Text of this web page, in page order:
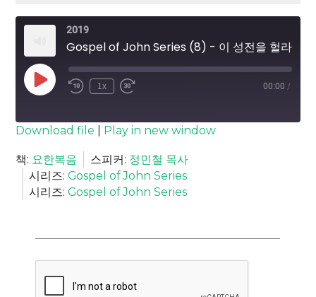
2019
Gospel of John Series (8) - 이 성전을 헐라
Play
Episode
1x 00:00 /
SUBSCRIBE
RSS FEED
SHARE
LINK
Download file Play in new window
책: 요한복음 스피커: 정민철 목사
시리즈: Gospel of John Series
시리즈: Gospel of John Series